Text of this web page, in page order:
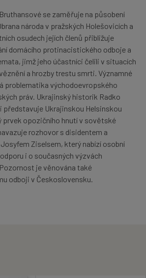
se zaměřuje na působení
národa v pražských Holešovicích a
osudech jejích členů přibližuje
domácího protinacistického odboje a
jimž jeho účastníci čelili v situacích
a hrozby trestu smrti. Významné
problematika východoevropského
práv. Ukrajinský historik Radko
představuje Ukrajinskou Helsinskou
prvek opozičního hnutí v sovětské
rozhovor s disidentem a
Ziselsem, který nabízí osobní
i o současných výzvách
je věnována také
odboji v Československu.